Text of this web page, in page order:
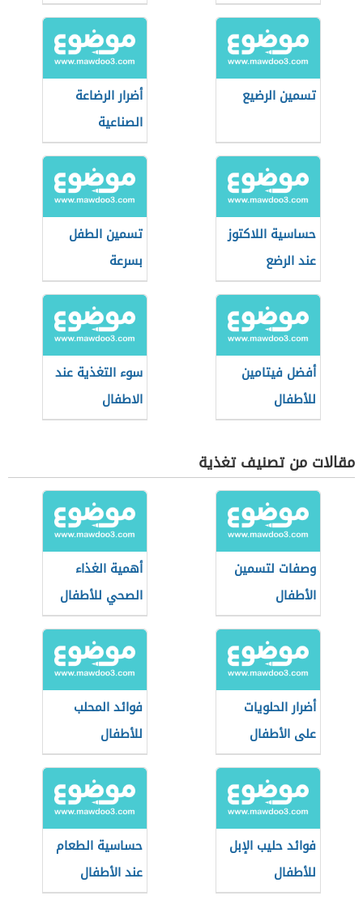
تسمين الرضيع
أضرار الرضاعة
الصناعية
حساسية اللاكتوز
عند الرضع
تسمين الطفل
بسرعة
أفضل فيتامين
للأطفال
سوء التغذية عند
الاطفال
مقالات من تصنيف تغذية
وصفات لتسمين
الأطفال
أهمية الغذاء
الصحي للأطفال
أضرار الحلويات
على الأطفال
فوائد المحلب
للأطفال
فوائد حليب الإبل
للأطفال
حساسية الطعام
عند الأطفال